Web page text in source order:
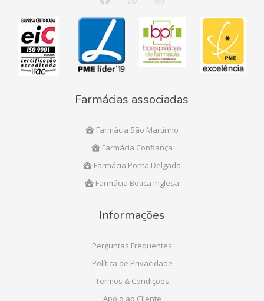
Farmácias associadas
Farmácia São Martinho
Farmácia Confiança
Farmácia Ponta Delgada
Farmácia Botica Inglesa
Informações
Perguntas Frequentes
Política de Privacidade
Termos & Condições